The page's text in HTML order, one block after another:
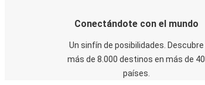
Conectándote con el mundo
Un sinfín de posibilidades. Descubre
más de 8.000 destinos en más de 40
países.